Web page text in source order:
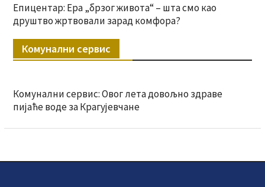
Епицентар: Ера „брзог живота“ – шта смо као
друштво жртвовали зарад комфора?
Комунални сервис
Комунални сервис: Овог лета довољно здраве
пијаће воде за Крагујевчане